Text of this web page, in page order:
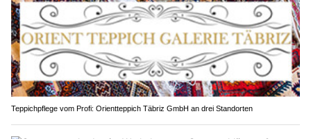
Teppichpflege vom Profi: Orientteppich Täbriz GmbH an drei Standorten